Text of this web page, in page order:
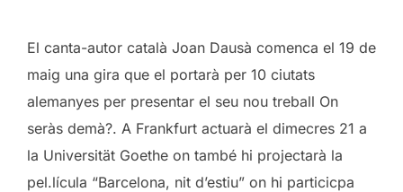
El canta-autor català Joan Dausà comenca el 19 de
maig una gira que el portarà per 10 ciutats
alemanyes per presentar el seu nou treball On
seràs demà?. A Frankfurt actuarà el dimecres 21 a
la Universität Goethe on també hi projectarà la
pel.lícula “Barcelona, nit d’estiu” on hi particicpa